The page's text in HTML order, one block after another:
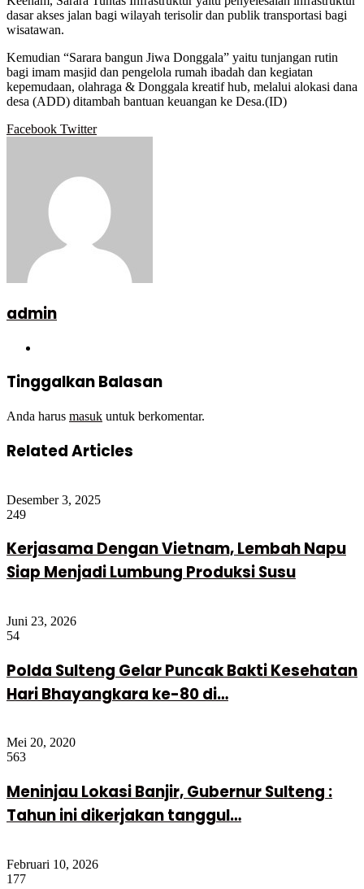
dasar akses jalan bagi wilayah terisolir dan publik transportasi bagi
wisatawan.
Kemudian “Sarara bangun Jiwa Donggala” yaitu tunjangan rutin
bagi imam masjid dan pengelola rumah ibadah dan kegiatan
kepemudaan, olahraga & Donggala kreatif hub, melalui alokasi dana
desa (ADD) ditambah bantuan keuangan ke Desa.(ID)
Facebook TwitterGoogle+
LinkedIn
StumbleUpon
Tumblr
Pinterest
Reddit
VKontakte
WhatsApp
Telegram
Viber
Share
Print
admin
Tinggalkan Balasan
Anda harus masuk untuk berkomentar.
Related Articles
Desember 3, 2025
249
Kerjasama Dengan Vietnam, Lembah Napu
Siap Menjadi Lumbung Produksi Susu
Juni 23, 2026
54
Polda Sulteng Gelar Puncak Bakti Kesehatan
Hari Bhayangkara ke-80 di…
Mei 20, 2020
563
Meninjau Lokasi Banjir, Gubernur Sulteng :
Tahun ini dikerjakan tanggul…
Februari 10, 2026
177